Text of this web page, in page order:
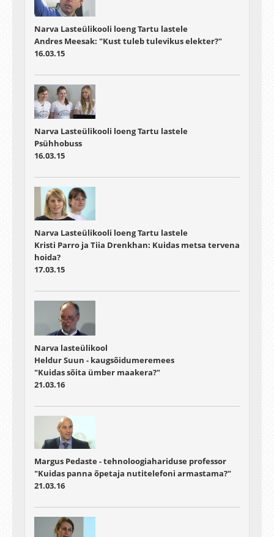
Narva Lasteülikooli loeng Tartu lastele
Andres Meesak: "Kust tuleb tulevikus elekter?"
16.03.15
Narva Lasteülikooli loeng Tartu lastele
Psühhobuss
16.03.15
Narva Lasteülikooli loeng Tartu lastele
Kristi Parro ja Tiia Drenkhan: Kuidas metsa tervena
hoida?
17.03.15
Narva lasteülikool
Heldur Suun - kaugsõidumeremees
"Kuidas sõita ümber maakera?"
21.03.16
Margus Pedaste - tehnoloogiahariduse professor
"Kuidas panna õpetaja nutitelefoni armastama?"
21.03.16